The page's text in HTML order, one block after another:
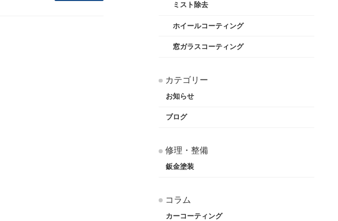
ミスト除去
ホイールコーティング
窓ガラスコーティング
カテゴリー
お知らせ
ブログ
修理・整備
鈑金塗装
コラム
カーコーティング